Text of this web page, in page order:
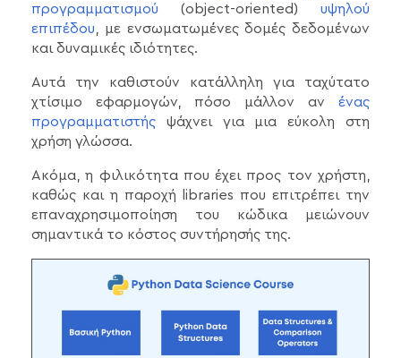
προγραμματισμού (object-oriented) υψηλού
επιπέδου , με ενσωματωμένες δομές δεδομένων
και δυναμικές ιδιότητες.
Αυτά την καθιστούν κατάλληλη για ταχύτατο
χτίσιμο εφαρμογών, πόσο μάλλον αν ένας
προγραμματιστής ψάχνει για μια εύκολη στη
χρήση γλώσσα.
Ακόμα, η φιλικότητα που έχει προς τον χρήστη,
καθώς και η παροχή libraries που επιτρέπει την
επαναχρησιμοποίηση του κώδικα μειώνουν
σημαντικά το κόστος συντήρησής της.